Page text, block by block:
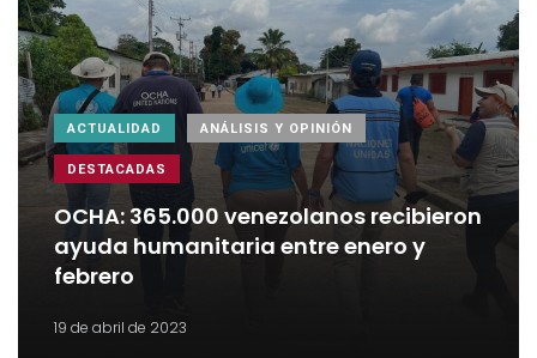
ACTUALIDAD ANÁLISIS Y OPINIÓN
DESTACADAS
OCHA: 365.000 venezolanos recibieron
ayuda humanitaria entre enero y
febrero
19 de abril de 2023